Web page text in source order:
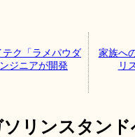
ク「ラメパウダ
ジニアが開発
家族へ
リ
リンスタン